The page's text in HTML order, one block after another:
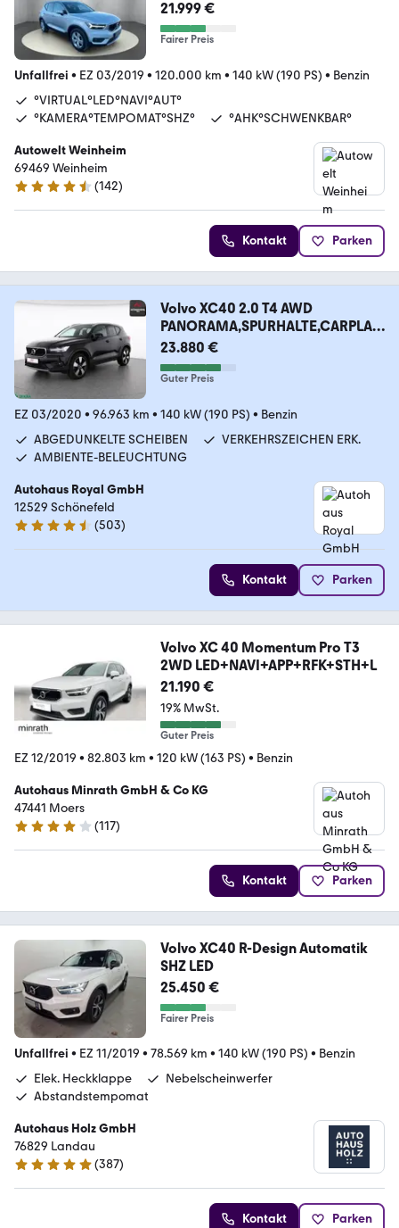
K°KAM°NAVI°SHZ°VIRTUAL°
21.999 €
Fairer Preis
Unfallfrei • EZ 03/2019 • 120.000 km • 140 kW (190 PS) • Benzin
°VIRTUAL°LED°NAVI°AUT°
°KAMERA°TEMPOMAT°SHZ°
°AHK°SCHWENKBAR°
Autowelt Weinheim
69469 Weinheim
4.7 Sterne
(142)
Kontakt Parken
Volvo XC40 2.0 T4 AWD
PANORAMA,SPURHALTE,CARPLAY,
LED
23.880 €
Guter Preis
EZ 03/2020 • 96.963 km • 140 kW (190 PS) • Benzin
ABGEDUNKELTE SCHEIBEN
VERKEHRSZEICHEN ERK.
AMBIENTE-BELEUCHTUNG
Autohaus Royal GmbH
12529 Schönefeld
4.7 Sterne
(503)
Kontakt Parken
Volvo XC 40 Momentum Pro T3
2WD LED+NAVI+APP+RFK+STH+L
21.190 €
19% MwSt.
Guter Preis
EZ 12/2019 • 82.803 km • 120 kW (163 PS) • Benzin
Autohaus Minrath GmbH & Co KG
47441 Moers
4.1 Sterne
(117)
Kontakt Parken
Volvo XC40 R-Design Automatik
SHZ LED
25.450 €
Fairer Preis
Unfallfrei • EZ 11/2019 • 78.569 km • 140 kW (190 PS) • Benzin
Elek. Heckklappe
Nebelscheinwerfer
Abstandstempomat
Autohaus Holz GmbH
76829 Landau
4.8 Sterne
(387)
Kontakt Parken